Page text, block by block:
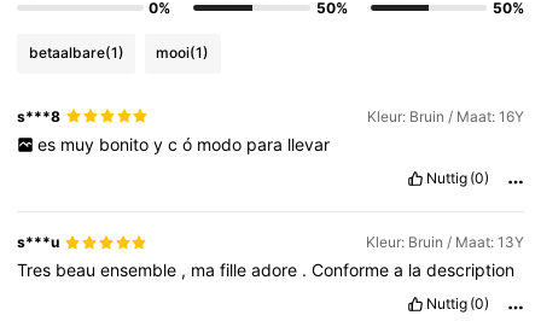
0%
50%
50%
betaalbare(1) mooi(1)
s***8 Kleur: Bruin / Maat: 16Y
es muy bonito y c ó modo para llevar
Nuttig (0)
s***u Kleur: Bruin / Maat: 13Y
Tres beauensemble , mafilleadore .Conformea ladescription
Nuttig (0)